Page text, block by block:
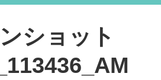
ショット